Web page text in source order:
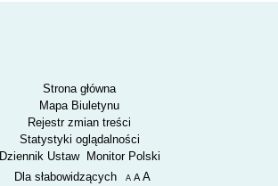
Strona główna
Mapa Biuletynu
Rejestr zmian treści
Statystyki oglądalności
Dziennik Ustaw
Monitor Polski
Menu dodatkowe
Dla słabowidzących A pomniejsz czcionkę
A standardowy rozmiar czcionki
A